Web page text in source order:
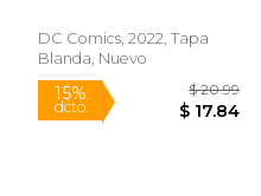
DC Comics, 2022, Tapa
Blanda, Nuevo